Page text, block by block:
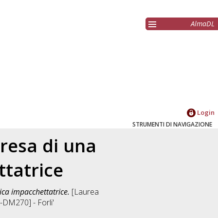
AlmaDL
Login
STRUMENTI DI NAVIGAZIONE
di una
impacchettatrice. [Laurea
- Forli'